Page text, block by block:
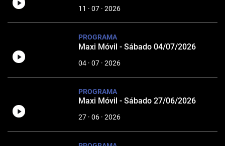
11 · 07 · 2026
PROGRAMA
Maxi Móvil - Sábado 04/07/2026
04 · 07 · 2026
PROGRAMA
Maxi Móvil - Sábado 27/06/2026
27 · 06 · 2026